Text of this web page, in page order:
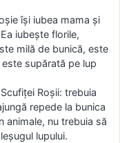
îşi iubea mama şi
iubeşte florile,
milă de bunică, este
supărată pe lup
Roşii: trebuia
repede la bunica
animale, nu trebuia să
lupului.